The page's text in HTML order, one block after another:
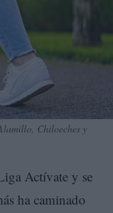
Chiloeches y
Actívate y se
ha caminado